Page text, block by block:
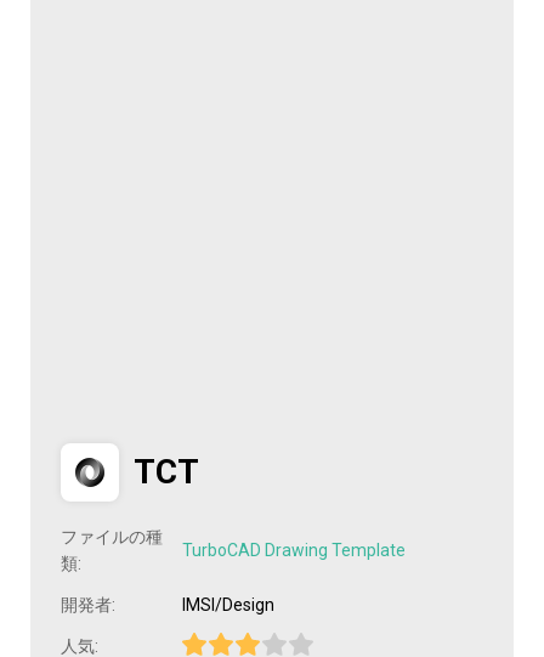
TCT
ファイルの種
類:
TurboCAD Drawing Template
開発者: IMSI/Design
人気: